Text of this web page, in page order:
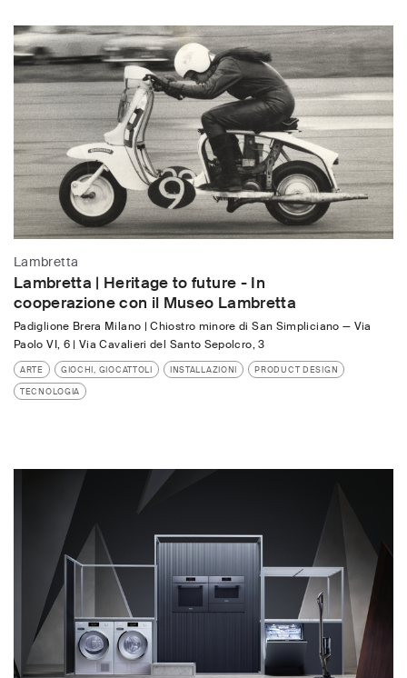
Lambretta
Lambretta | Heritage to future - In
cooperazione con il Museo Lambretta
Padiglione Brera Milano | Chiostro minore di San Simpliciano — Via
Paolo VI, 6 | Via Cavalieri del Santo Sepolcro, 3
ARTE GIOCHI, GIOCATTOLI INSTALLAZIONI
PRODUCT DESIGN
TECNOLOGIA